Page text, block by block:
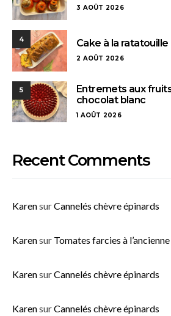
3 AOÛT 2026
4 Cake à la
2 AOÛT 2026
5
Entremets aux
chocolat blanc
1 AOÛT 2026
Recent Comments
KarensurCannelés chèvre épinards
Karensur Tomates farcies à l’ancienne
KarensurCannelés chèvre épinards
KarensurCannelés chèvre épinards